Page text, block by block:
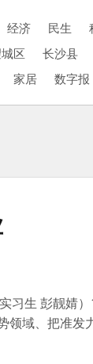
经济 民生
区 长沙县
家居 数字报
习生 彭靓婧
域、把准